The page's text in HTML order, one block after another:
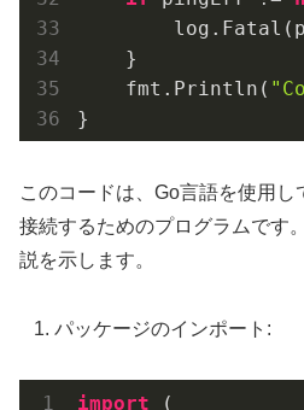
    }
    fmt.Println(
}
このコードは、Go言語を使用し
接続するためのプログラムです
説を示します。
パッケージのインポート:
import (